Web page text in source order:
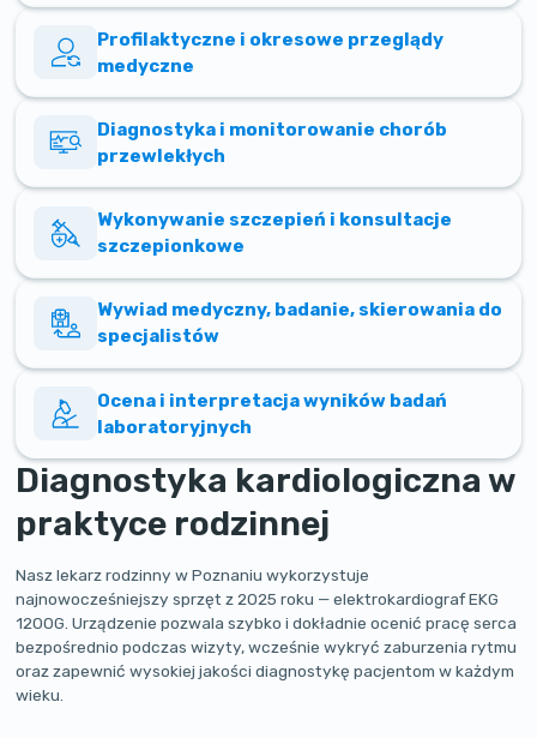
Profilaktyczne i okresowe przeglądy
medyczne
Diagnostyka i monitorowanie chorób
przewlekłych
Wykonywanie szczepień i konsultacje
szczepionkowe
Wywiad medyczny, badanie, skierowania do
specjalistów
Ocena i interpretacja wyników badań
laboratoryjnych
Diagnostyka kardiologiczna w
praktyce rodzinnej
Nasz lekarz rodzinny w Poznaniu wykorzystuje
najnowocześniejszy sprzęt z 2025 roku — elektrokardiograf EKG
1200G. Urządzenie pozwala szybko i dokładnie ocenić pracę serca
bezpośrednio podczas wizyty, wcześnie wykryć zaburzenia rytmu
oraz zapewnić wysokiej jakości diagnostykę pacjentom w każdym
wieku.